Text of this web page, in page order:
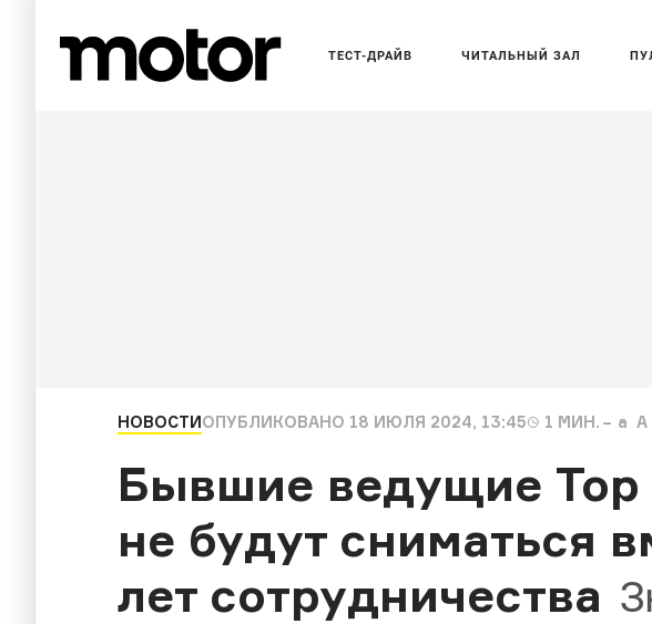
ТЕСТ-ДРАЙВ ЧИТАЛЬНЫЙ ЗАЛ
НОВОСТИОПУБЛИКОВАНО 18 ИЮЛЯ 2024, 13:45 1 МИН. a A
Бывшие ведущие Top
не будут сниматься
лет сотрудничества